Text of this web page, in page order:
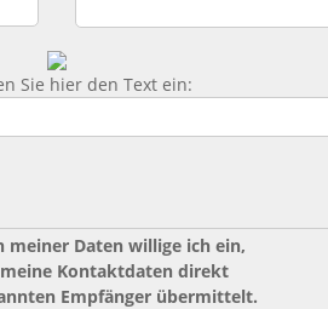
Sie hier den Text ein:
meiner Daten willige ich ein,
meine Kontaktdaten direkt
Empfänger übermittelt.